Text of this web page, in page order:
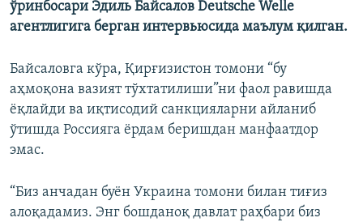
ўринбосари Эдиль Байсалов Deutsche Welle
агентлигига берган интервьюсида маълум қилган.
Байсаловга кўра, Қирғизистон томони “бу
аҳмоқона вазият тўхтатилиши”ни фаол равишда
ёқлайди ва иқтисодий санкцияларни айланиб
ўтишда Россияга ёрдам беришдан манфаатдор
эмас.
“Биз анчадан буён Украина томони билан тиғиз
алоқадамиз. Энг бошданоқ давлат раҳбари биз